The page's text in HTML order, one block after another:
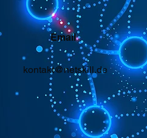
Email
kontakt@netskill.de